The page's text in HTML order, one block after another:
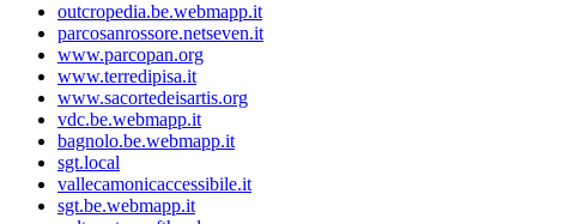
outcropedia.be.webmapp.it
parcosanrossore.netseven.it
www.parcopan.org
www.terredipisa.it
www.sacortedeisartis.org
vdc.be.webmapp.it
bagnolo.be.webmapp.it
sgt.local
vallecamonicaccessibile.it
sgt.be.webmapp.it